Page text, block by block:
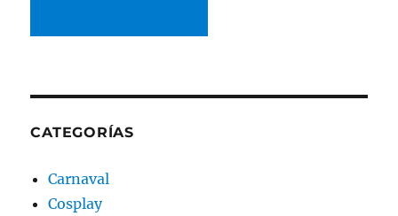
CATEGORÍAS
Carnaval
Cosplay